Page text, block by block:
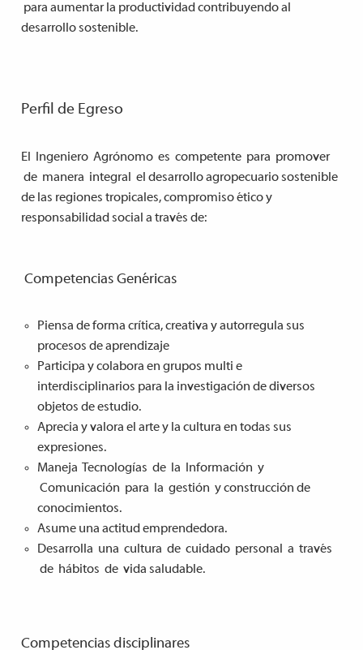
para aumentar la productividad contribuyendo al
desarrollo sostenible.
Perfil de Egreso
El Ingeniero Agrónomo es competente para promover
de manera integral el desarrollo agropecuario sostenible
de las regiones tropicales, compromiso ético y
responsabilidad social a través de:
Competencias Genéricas
Piensa de forma crítica, creativa y autorregula sus
procesos de aprendizaje
Participa y colabora en grupos multi e
interdisciplinarios para la investigación de diversos
objetos de estudio.
Aprecia y valora el arte y la cultura en todas sus
expresiones.
Maneja Tecnologías de la Información y
Comunicación para la gestión y construcción de
conocimientos.
Asume una actitud emprendedora.
Desarrolla una cultura de cuidado personal a través
de hábitos de vida saludable.
Competencias disciplinares